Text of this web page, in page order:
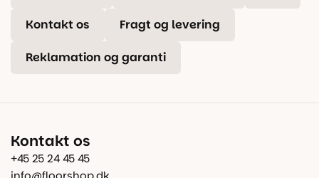
Kontakt os Fragt og levering
Reklamation og garanti
Kontakt os
+45 25 24 45 45
info@floorshop.dk